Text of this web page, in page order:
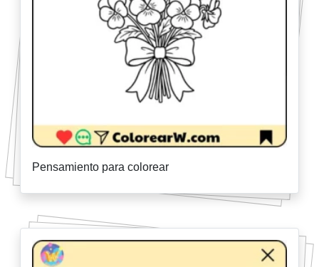
Pensamiento para colorear